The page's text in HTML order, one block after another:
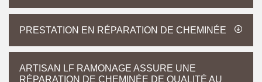
PRESTATION EN RÉPARATION DE CHEMINÉE
ARTISAN LF RAMONAGE ASSURE UNE
RÉPARATION DE CHEMINÉE DE QUALITÉ AU